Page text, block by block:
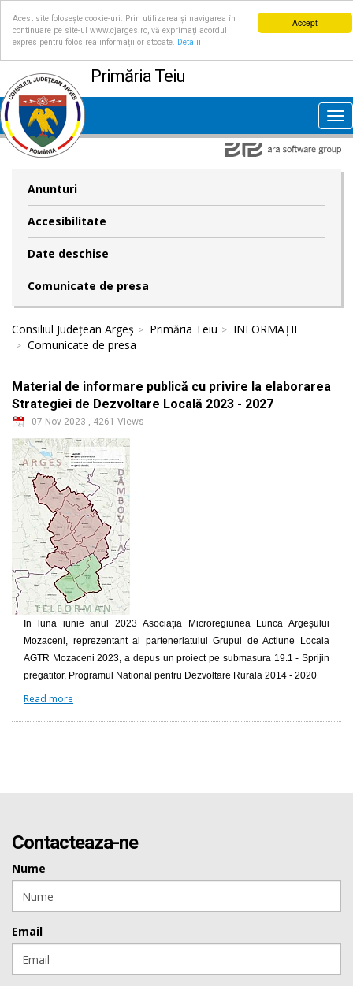
Accept
Acest site folosește cookie-uri. Prin utilizarea și navigarea în
continuare pe site-ul www.cjarges.ro, vă exprimați acordul
expres pentru folosirea informațiilor stocate.
Detalii
Primăria Teiu
Anunturi
Accesibilitate
Date deschise
Comunicate de presa
Consiliul Județean Argeș Primăria Teiu
INFORMAȚII
Comunicate de presa
Material de informare publică cu privire la elaborarea
Strategiei de Dezvoltare Locală 2023 - 2027
07 Nov 2023 , 4261 Views
In luna iunie anul 2023 Asociația Microregiunea Lunca Argeșului
Mozaceni, reprezentant al parteneriatului Grupul de Actiune Locala
AGTR Mozaceni 2023, a depus un proiect pe submasura 19.1 - Sprijin
pregatitor, Programul National pentru Dezvoltare Rurala 2014 - 2020
Read more
Contacteaza-ne
Nume
Email